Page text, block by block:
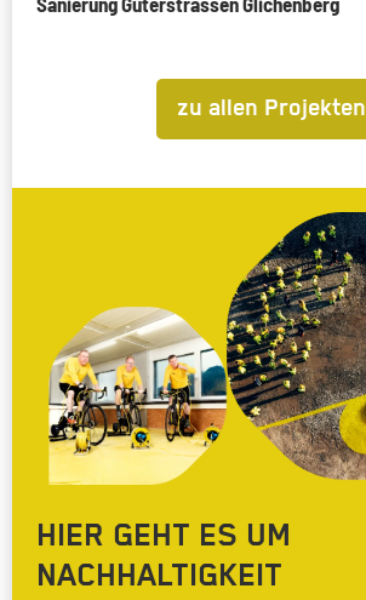
zu allen Projekten
HIER GEHT ES UM
NACHHALTIGKEIT